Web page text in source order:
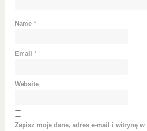
Name *
Email *
Website
Zapisz moje dane, adres e-mail i witrynę w